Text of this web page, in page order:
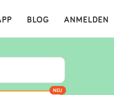
ANMELDEN
BLOG ×
NEU